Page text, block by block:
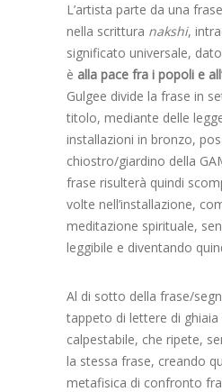
L’artista parte da una
nella scrittura nakshi,
significato universale,
è alla pace fra i popoli e
Gulgee divide la frase in
titolo, mediante delle
installazioni in bronzo,
chiostro/giardino della
frase risulterà quindi
volte nell’installazione,
meditazione spirituale,
leggibile e diventando
Al di sotto della frase/
tappeto di lettere di
calpestabile, che ripete,
la stessa frase, creando
metafisica di confronto